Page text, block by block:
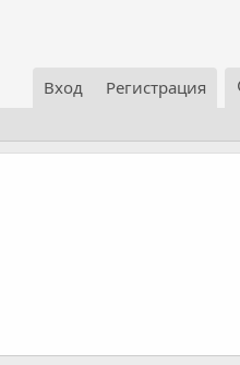
Вход Регистрация